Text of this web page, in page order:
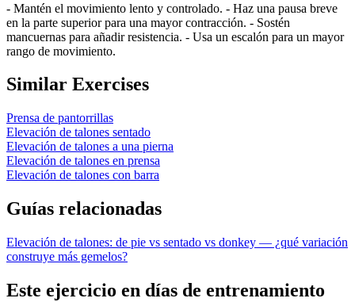
- Mantén el movimiento lento y controlado. - Haz una pausa breve
en la parte superior para una mayor contracción. - Sostén
mancuernas para añadir resistencia. - Usa un escalón para un mayor
rango de movimiento.
Similar Exercises
Prensa de pantorrillas
Elevación de talones sentado
Elevación de talones a una pierna
Elevación de talones en prensa
Elevación de talones con barra
Guías relacionadas
Elevación de talones: de pie vs sentado vs donkey — ¿qué variación
construye más gemelos?
Este ejercicio en días de entrenamiento